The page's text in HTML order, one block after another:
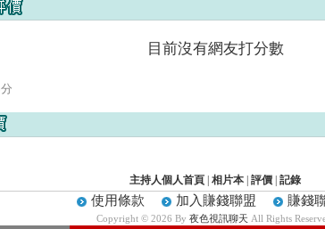
目前沒有網友打分數
主持人個人首頁 相片本 評價 記錄
使用條款 加入賺錢聯盟 賺錢
Copyright © 2026 By 夜色視訊聊天 All Rights